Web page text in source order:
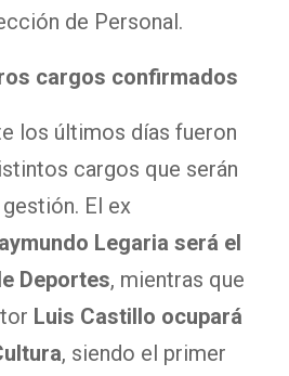
de Personal.
cargos confirmados
los últimos días fueron
cargos que serán
El ex
Legaria será el
Deportes, mientras que
Luis Castillo ocupará
, siendo el primer